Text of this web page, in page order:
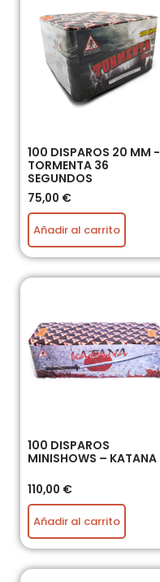
100 DISPAROS 20 MM -
TORMENTA 36
SEGUNDOS
75,00 €
Añadir al carrito
100 DISPAROS
MINISHOWS – KATANA
110,00 €
Añadir al carrito